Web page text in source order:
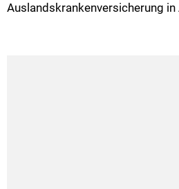
Auslandskrankenversicherung in